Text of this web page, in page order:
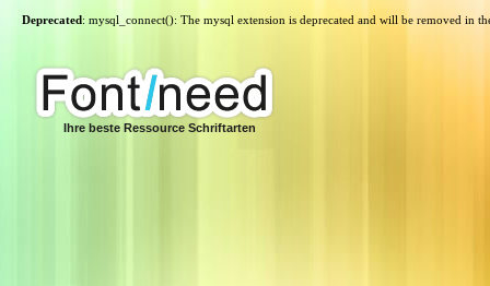
Deprecated: mysql_connect(): The mysql extension is deprecated and will be removed in
Ihre beste Ressource Schriftarten